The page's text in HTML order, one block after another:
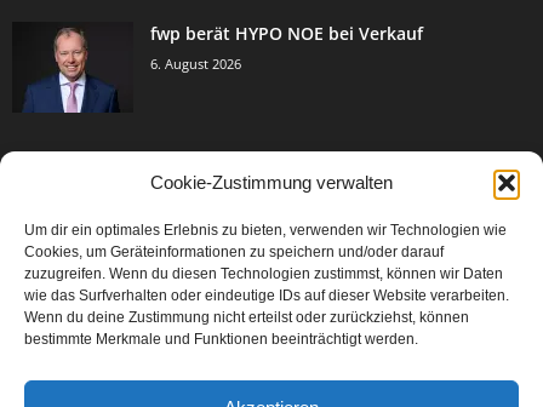
Cookie-Zustimmung verwalten
Um dir ein optimales Erlebnis zu bieten, verwenden wir Technologien wie
Cookies, um Geräteinformationen zu speichern und/oder darauf
zuzugreifen. Wenn du diesen Technologien zustimmst, können wir Daten
wie das Surfverhalten oder eindeutige IDs auf dieser Website verarbeiten.
Wenn du deine Zustimmung nicht erteilst oder zurückziehst, können
bestimmte Merkmale und Funktionen beeinträchtigt werden.
fwp berät HYPO NOE bei Verkauf
6. August 2026
Events & Success 3005
Breaking News 2067
Aktuelles
Featured Article
Karriere 567